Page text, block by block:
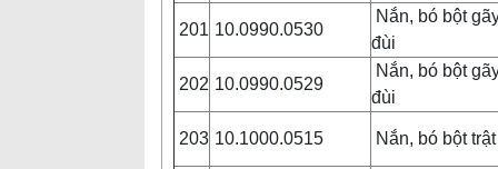
201 10.0990.0530
Nắn, bó bột
đùi
202 10.0990.0529
Nắn, bó bột
đùi
203 10.1000.0515 Nắn, bó bột